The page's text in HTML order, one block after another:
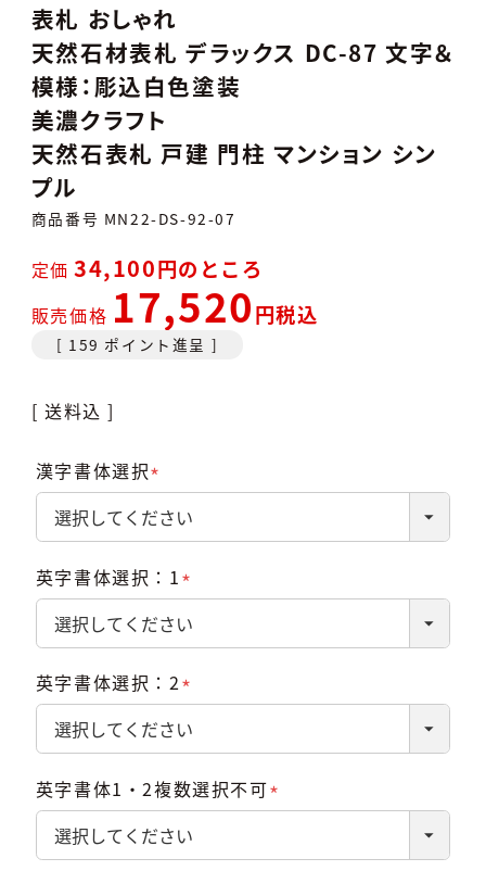
表札 おしゃれ
天然石材表札 デラックス DC-87 文字＆
模様：彫込白色塗装
美濃クラフト
天然石表札 戸建 門柱 マンション シン
プル
商品番号 MN22-DS-92-07
定価 34,100 のところ
販売価格 17,520 税込
[ 159 ポイント進呈 ]
送料込
漢字書体選択
(必
須)
英字書体選択：1
須)
英字書体選択：2
須)
英字書体1・2複数選択不可